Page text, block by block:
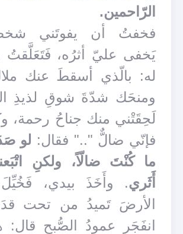
الرّاحمين.
فخفتُ أن يفوتَني
يَخفى عليّ أثرُه، فَتَعَلَّقتُ
له: بالّذي أسقطَ عنك
ومنحَك شدّةَ شوقِ لذيذِ
لَحِقَتْني منك جناحُ رحمة،
فإنّي ضالٌّ ".." فقال: لو
ما كُنْتَ ضالّاً، ولكنِ
أَثَري. وأَخَذَ بيدي،
الأرضَ تَميدُ من تحت
انفَجَر عمودُ الصُّبحِ